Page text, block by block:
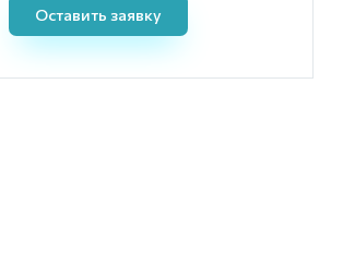
Оставить заявку